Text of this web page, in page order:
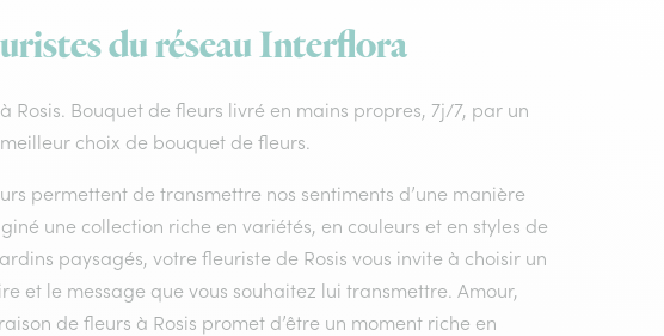
du réseau Interflora
Bouquet de fleurs livré en mains propres, 7j/7, par un
choix de bouquet de fleurs.
permettent de transmettre nos sentiments d’une manière
une collection riche en variétés, en couleurs et en styles de
paysagés, votre fleuriste de Rosis vous invite à choisir un
et le message que vous souhaitez lui transmettre. Amour,
de fleurs à Rosis promet d’être un moment riche en